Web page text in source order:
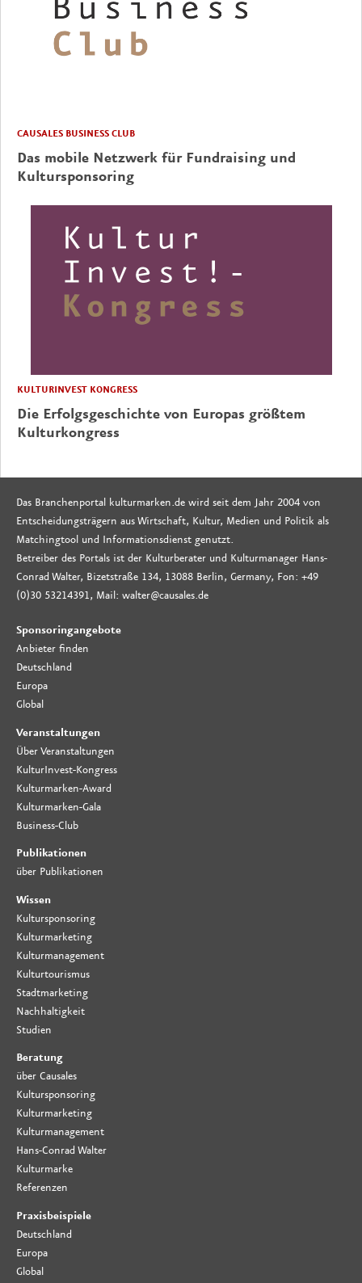
CAUSALES BUSINESS CLUB
Das mobile Netzwerk für Fundraising und
Kultursponsoring
KULTURINVEST KONGRESS
Die Erfolgsgeschichte von Europas größtem
Kulturkongress
Das Branchenportal kulturmarken.de wird seit dem Jahr 2004 von
Entscheidungsträgern aus Wirtschaft, Kultur, Medien und Politik als
Matchingtool und Informationsdienst genutzt.
Betreiber des Portals ist der Kulturberater und Kulturmanager Hans-
Conrad Walter, Bizetstraße 134, 13088 Berlin, Germany, Fon: +49
(0)30 53214391, Mail: walter@causales.de
Sponsoringangebote
Anbieter finden
Deutschland
Europa
Global
Veranstaltungen
Über Veranstaltungen
KulturInvest-Kongress
Kulturmarken-Award
Kulturmarken-Gala
Business-Club
Publikationen
über Publikationen
Wissen
Kultursponsoring
Kulturmarketing
Kulturmanagement
Kulturtourismus
Stadtmarketing
Nachhaltigkeit
Studien
Beratung
über Causales
Kultursponsoring
Kulturmarketing
Kulturmanagement
Hans-Conrad Walter
Kulturmarke
Referenzen
Praxisbeispiele
Deutschland
Europa
Global